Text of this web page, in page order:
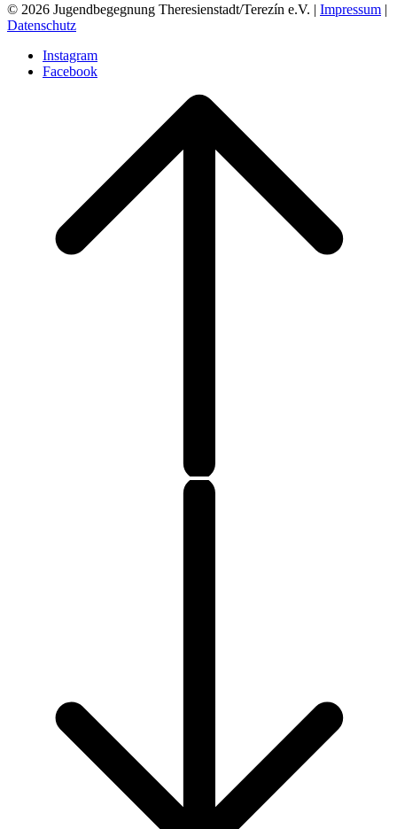
© 2026 Jugendbegegnung Theresienstadt/Terezín e.V. | Impressum |
Datenschutz
Instagram
Facebook